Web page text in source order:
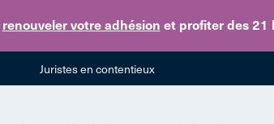
renouveler votre adhésion et profiter des 21
Skip to main
Juristes en contentieux